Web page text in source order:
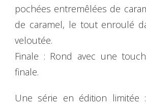
pochées entremêlées de
de caramel, le tout enroulé
veloutée.
Finale : Rond avec une
finale.
Une série en édition limitée